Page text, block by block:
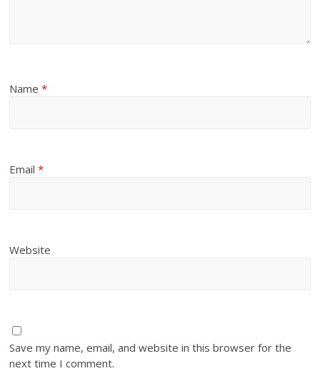
Name*
Email*
Website
Save my name, email, and website in this browser for the
next time I comment.